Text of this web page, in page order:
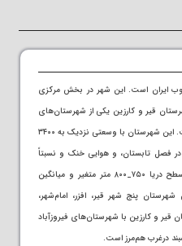
ایران است. این شهر در بخش مرکزی
قیر و کارزین یکی از شهرستان‌های
استان فارس ایران با مرکزیت شهر قیر است. این شهرستان با وسعتی نزدیک به ۳۴۰۰
فصل تابستان، و هوایی خنک و نسبتاً
سرد در فصل زمستان دارد. ارتفاع آن از سطح دریا ۷۵۰_۸۰۰ متر متغیر و میانگین
این شهرستان پنج شهر قیر، افزر، امام‌شهر،
قیر و کارزین با شهرستان‌های فیروزآباد
درغرب هم‌مرز است.